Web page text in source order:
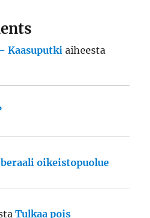
Kaasuputki aiheesta
oikeistopuolue
Tulkaa pois